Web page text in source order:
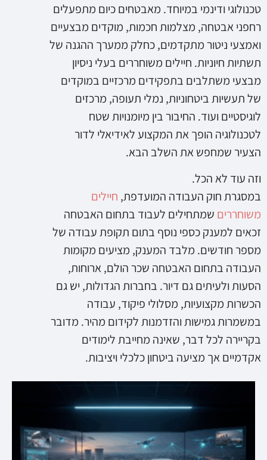
טכנולוגי ודינמי במיוחד. מאבטחים כיום מתפעלים
רחפני אבטחה, מצלמות חכמות, מוקדים מבצעיים
ואמצעי ניטור מתקדמים, כחלק ממערך ההגנה של
תשתיות חיוניות. חיילים משוחררים בעלי ניסיון
מבצעי משתלבים בתפקידים מרכזיים במוקדים
של תעשיות ביטחוניות, נמלי תעופה, מרכזים
לוגיסטיים ועוד. החיבור בין מיומנויות שטח
לטכנולוגיה הופך את המקצוע לאידיאלי לדור
הצעיר שמחפש את השלב הבא.
וזה עוד לא הכל.
במסגרת חוק העבודה המועדפת, חיילים
משוחררים שמתחילים לעבוד בתחום האבטחה
זכאים למענק כספי נוסף בתום תקופת עבודה של
מספר חודשים. מלבד המענק, מציעים מקומות
העבודה בתחום האבטחה שכר הולם, ארוחות,
הסעות ולעיתים גם דיור. בחברות הגדולות, יש גם
הכשרות מקצועיות, מסלולי פיקוד, עבודה
במשמרות גמישות והזדמנות לקידום מהיר. מדובר
בקריירה לכל דבר, שאינה מחייבת לימודים
אקדמיים אך מציעה ביטחון כלכלי ויציבות.